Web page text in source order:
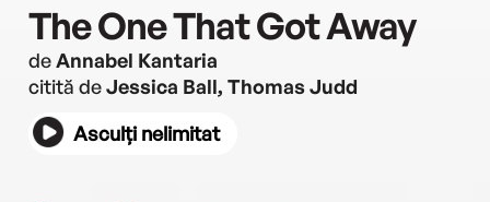
The One That Got Away
deAnnabel Kantaria
citită deJessica Ball, Thomas Judd
Asculți nelimitat